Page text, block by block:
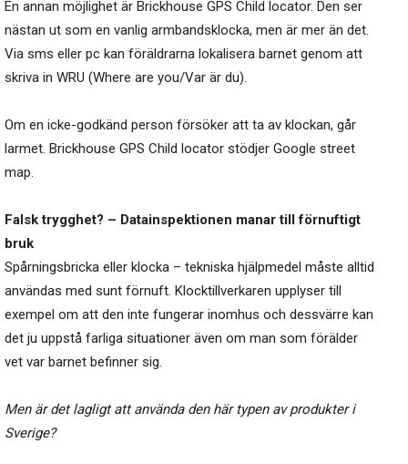
En annan möjlighet är Brickhouse GPS Child locator. Den ser
nästan ut som en vanlig armbandsklocka, men är mer än det.
Via sms eller pc kan föräldrarna lokalisera barnet genom att
skriva in WRU (Where are you/Var är du).
Om en icke-godkänd person försöker att ta av klockan, går
larmet. Brickhouse GPS Child locator stödjer Google street
map.
Falsk trygghet? – Datainspektionen manar till förnuftigt
bruk
Spårningsbricka eller klocka – tekniska hjälpmedel måste alltid
användas med sunt förnuft. Klocktillverkaren upplyser till
exempel om att den inte fungerar inomhus och dessvärre kan
det ju uppstå farliga situationer även om man som förälder
vet var barnet befinner sig.
Men är det lagligt att använda den här typen av produkter i
Sverige?